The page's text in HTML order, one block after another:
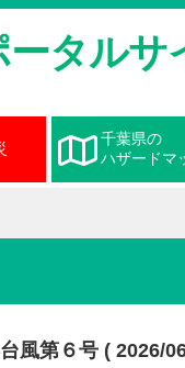
タルサ
千葉県の
ハザードマ
風第６号 ( 2026/